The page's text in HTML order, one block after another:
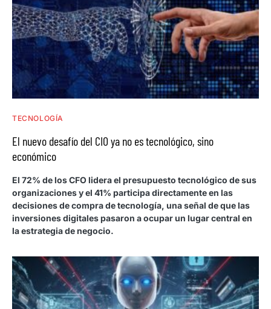
TECNOLOGÍA
El nuevo desafío del CIO ya no es tecnológico, sino
económico
El 72% de los CFO lidera el presupuesto tecnológico de sus
organizaciones y el 41% participa directamente en las
decisiones de compra de tecnología, una señal de que las
inversiones digitales pasaron a ocupar un lugar central en
la estrategia de negocio.